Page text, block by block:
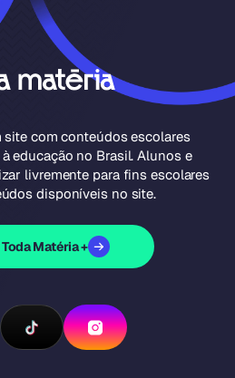
site com conteúdos escolares
educação no Brasil. Alunos e
livremente para fins escolares
disponíveis no site.
Matéria +